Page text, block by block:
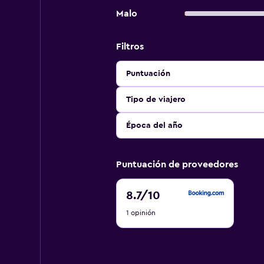
Malo
Filtros
Puntuación
Tipo de viajero
Época del año
Puntuación de proveedores
8.7/10
8.7
10
1 opinión